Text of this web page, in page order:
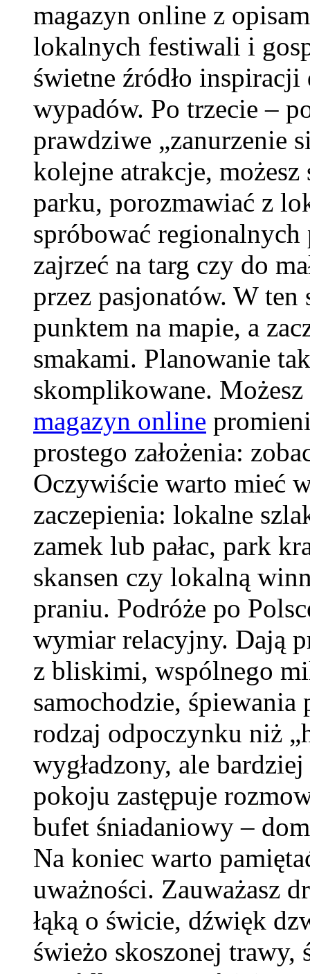
magazyn online z
lokalnych festiwali i
świetne źródło
wypadów. Po trzecie –
prawdziwe „zanurzenie
kolejne atrakcje, możesz
parku, porozmawiać z
spróbować regionalnych
zajrzeć na targ czy do
przez pasjonatów. W ten
punktem na mapie, a
smakami. Planowanie
skomplikowane.
magazyn online
prostego założenia:
Oczywiście warto mieć
zaczepienia: lokalne
zamek lub pałac, park
skansen czy lokalną
praniu. Podróże po
wymiar relacyjny. Dają
z bliskimi, wspólnego
samochodzie,
rodzaj odpoczynku niż
wygładzony, ale
pokoju zastępuje
bufet śniadaniowy –
Na koniec warto
uważności. Zauważasz
łąką o świcie, dźwięk
świeżo skoszonej